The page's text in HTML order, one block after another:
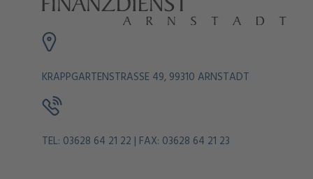
KRAPPGARTENSTRASSE 49, 99310 ARNSTADT
TEL: 03628 64 21 22 | FAX: 03628 64 21 23